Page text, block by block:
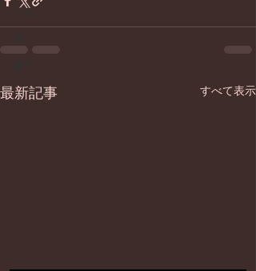
ワイン
最新記事 すべて表示